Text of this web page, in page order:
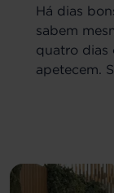
Há dias
sabem
quatro dias
apetecem.